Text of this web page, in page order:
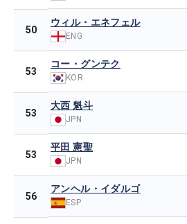
50
ウィル・エネフェル
ENG
53
コー・グンテク
KOR
53
大西 魁斗
JPN
53
平田 憲聖
JPN
56
アンヘル・イダルゴ
ESP